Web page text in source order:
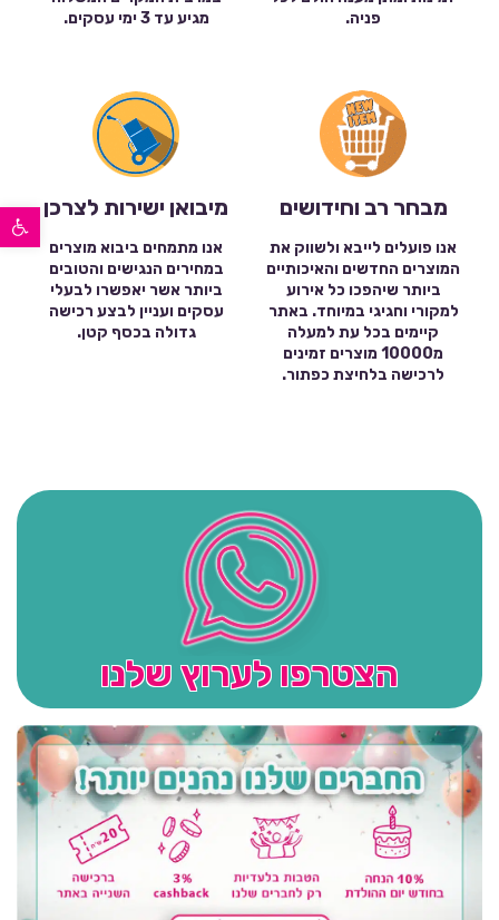
פתח סרגל נגישות
פניה.
מגיע עד 3 ימי עסקים.
מבחר רב וחידושים
אנו פועלים לייבא ולשווק את
המוצרים החדשים והאיכותיים
ביותר שיהפכו כל אירוע
למקורי וחגיגי במיוחד. באתר
קיימים בכל עת למעלה
מ10000 מוצרים זמינים
לרכישה בלחיצת כפתור.
מיבואן ישירות לצרכן
אנו מתמחים ביבוא מוצרים
במחירים הנגישים והטובים
ביותר אשר יאפשרו לבעלי
עסקים ועניין לבצע רכישה
גדולה בכסף קטן.
הצטרפו לערוץ שלנו